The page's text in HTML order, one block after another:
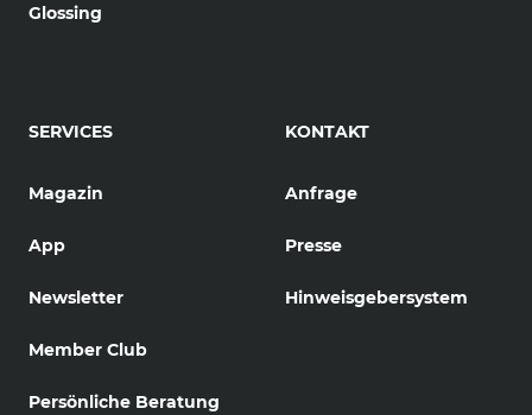
Glossing
SERVICES
Magazin
App
Newsletter
Member Club
Persönliche Beratung
KONTAKT
Anfrage
Presse
Hinweisgebersystem